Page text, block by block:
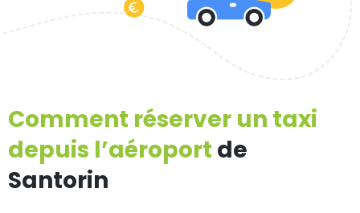
Comment réserver un taxi
depuis l’aéroport de
Santorin